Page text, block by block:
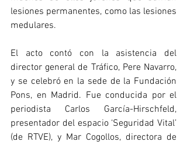
lesiones permanentes, como las lesiones
medulares.
El acto contó con la asistencia del
director general de Tráfico, Pere Navarro,
y se celebró en la sede de la Fundación
Pons, en Madrid. Fue conducida por el
periodista Carlos García-Hirschfeld,
presentador del espacio ‘Seguridad Vital’
(de RTVE), y Mar Cogollos, directora de